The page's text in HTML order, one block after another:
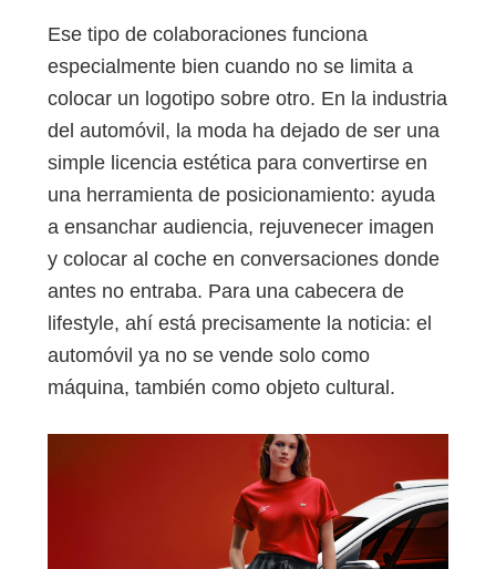
Ese tipo de colaboraciones funciona
especialmente bien cuando no se limita a
colocar un logotipo sobre otro. En la industria
del automóvil, la moda ha dejado de ser una
simple licencia estética para convertirse en
una herramienta de posicionamiento: ayuda
a ensanchar audiencia, rejuvenecer imagen
y colocar al coche en conversaciones donde
antes no entraba. Para una cabecera de
lifestyle, ahí está precisamente la noticia: el
automóvil ya no se vende solo como
máquina, también como objeto cultural.